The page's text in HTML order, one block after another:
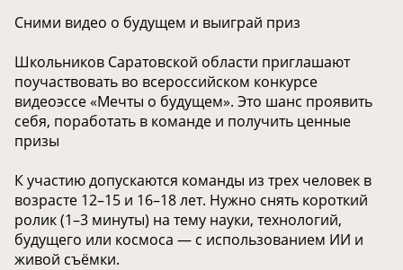
Сними видео о будущем и выиграй приз
Школьников Саратовской области приглашают
поучаствовать во всероссийском конкурсе
видеоэссе «Мечты о будущем». Это шанс проявить
себя, поработать в команде и получить ценные
призы
К участию допускаются команды из трех человек в
возрасте 12–15 и 16–18 лет. Нужно снять короткий
ролик (1–3 минуты) на тему науки, технологий,
будущего или космоса — с использованием ИИ и
живой съёмки.